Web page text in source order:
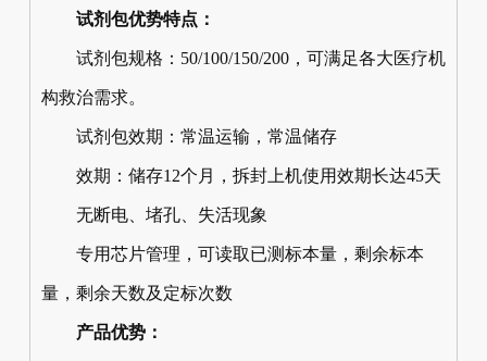
试剂包优势特点：
试剂包规格：50/100/150/200，可满足各大医疗机
构救治需求。
试剂包效期：常温运输，常温储存
效期：储存12个月，拆封上机使用效期长达45天
无断电、堵孔、失活现象
专用芯片管理，可读取已测标本量，剩余标本
量，剩余天数及定标次数
产品优势：